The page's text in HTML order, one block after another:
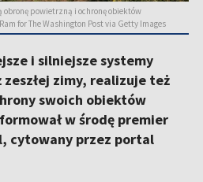
powietrzną i ochronę obiektów
for The Washington Post via Getty Images
i silniejsze systemy
zimy, realizuje też
swoich obiektów
w środę premier
cytowany przez portal